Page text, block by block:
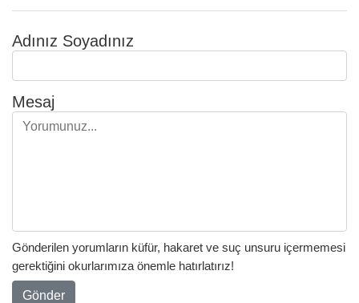
Adınız Soyadınız
Mesaj
Gönderilen yorumların küfür, hakaret ve suç unsuru içermemesi
gerektiğini okurlarımıza önemle hatırlatırız!
Gönder